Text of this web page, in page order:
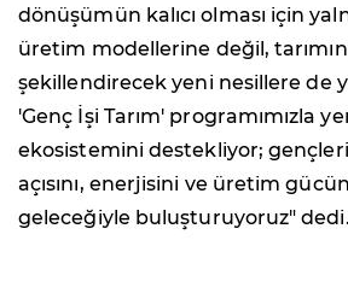
dönüşümün kalıcı olması için
üretim modellerine değil,
şekillendirecek yeni nesillere de
'Genç İşi Tarım' programımızla
ekosistemini destekliyor;
açısını, enerjisini ve üretim
geleceğiyle buluşturuyoruz" dedi.